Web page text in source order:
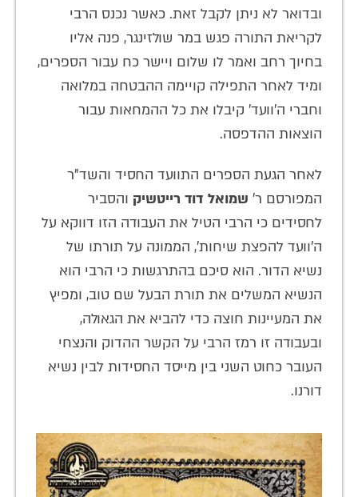
ובדואר לא ניתן לקבל זאת. כאשר נכנס הרבי
לקריאת התורה פגש במר שולזינגר, פנה אליו
בחיוך רחב ואמר לו שלום ויישר כח עבור הספרים,
ומיד לאחר התפילה קויימה ההבטחה במלואה
וחברי ה'וועד' קיבלו את כל ההמחאות עבור
הוצאות ההדפסה.
לאחר הגעת הספרים התוועד החסיד והשד"ר
המפורסם ר' שמואל דוד רייטשיק והסביר
לחסידים כי הרבי הטיל את העבודה הזו דווקא על
ה'וועד להפצת שיחות', הממונה על תורתו של
נשיא הדור. הוא סיכם בהתרגשות כי הרבי הוא
הנשיא המשלים את תורת הבעל שם טוב, ומפיץ
את המעיינות חוצה כדי להביא את הגאולה,
ובעבודה זו רמז הרבי על הקשר ההדוק והנצחי
העובר כחוט השני בין מייסד החסידות לבין נשיא
דורנו.